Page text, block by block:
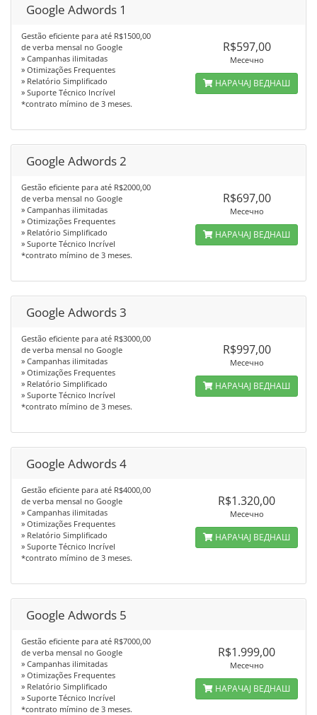
Google Adwords 1
Gestão eficiente para até R$1500,00
de verba mensal no Google
» Campanhas ilimitadas
» Otimizações Frequentes
» Relatório Simplificado
» Suporte Técnico Incrível
*contrato mímino de 3 meses.
R$597,00
Месечно
НАРАЧАЈ ВЕДНАШ
Google Adwords 2
Gestão eficiente para até R$2000,00
de verba mensal no Google
» Campanhas ilimitadas
» Otimizações Frequentes
» Relatório Simplificado
» Suporte Técnico Incrível
*contrato mímino de 3 meses.
R$697,00
Месечно
НАРАЧАЈ ВЕДНАШ
Google Adwords 3
Gestão eficiente para até R$3000,00
de verba mensal no Google
» Campanhas ilimitadas
» Otimizações Frequentes
» Relatório Simplificado
» Suporte Técnico Incrível
*contrato mímino de 3 meses.
R$997,00
Месечно
НАРАЧАЈ ВЕДНАШ
Google Adwords 4
Gestão eficiente para até R$4000,00
de verba mensal no Google
» Campanhas ilimitadas
» Otimizações Frequentes
» Relatório Simplificado
» Suporte Técnico Incrível
*contrato mímino de 3 meses.
R$1.320,00
Месечно
НАРАЧАЈ ВЕДНАШ
Google Adwords 5
Gestão eficiente para até R$7000,00
de verba mensal no Google
» Campanhas ilimitadas
» Otimizações Frequentes
» Relatório Simplificado
» Suporte Técnico Incrível
*contrato mímino de 3 meses.
R$1.999,00
Месечно
НАРАЧАЈ ВЕДНАШ